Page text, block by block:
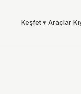
Keşfet ▾ Araçlar